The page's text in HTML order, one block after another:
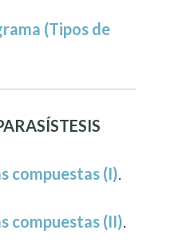
(Tipos de
compuestas (I).
compuestas (II).